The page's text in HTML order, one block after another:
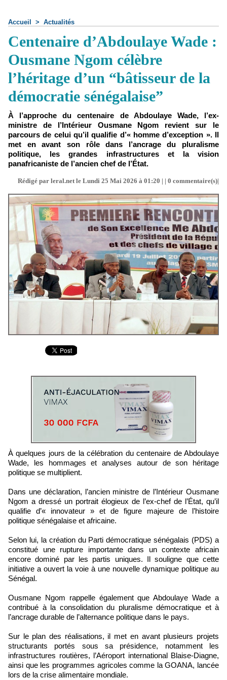
Accueil > Actualités
Centenaire d’Abdoulaye Wade :
Ousmane Ngom célèbre
l’héritage d’un “bâtisseur de la
démocratie sénégalaise”
À l’approche du centenaire de Abdoulaye Wade, l’ex-
ministre de l’Intérieur Ousmane Ngom revient sur le
parcours de celui qu’il qualifie d’« homme d’exception ». Il
met en avant son rôle dans l’ancrage du pluralisme
politique, les grandes infrastructures et la vision
panafricaniste de l’ancien chef de l’État.
Rédigé par leral.net le Lundi 25 Mai 2026 à 01:20 | | 0 commentaire(s)|
À quelques jours de la célébration du centenaire de Abdoulaye
Wade, les hommages et analyses autour de son héritage
politique se multiplient.
Dans une déclaration, l’ancien ministre de l’Intérieur Ousmane
Ngom a dressé un portrait élogieux de l’ex-chef de l’État, qu’il
qualifie d’« innovateur » et de figure majeure de l’histoire
politique sénégalaise et africaine.
Selon lui, la création du Parti démocratique sénégalais (PDS) a
constitué une rupture importante dans un contexte africain
encore dominé par les partis uniques. Il souligne que cette
initiative a ouvert la voie à une nouvelle dynamique politique au
Sénégal.
Ousmane Ngom rappelle également que Abdoulaye Wade a
contribué à la consolidation du pluralisme démocratique et à
l’ancrage durable de l’alternance politique dans le pays.
Sur le plan des réalisations, il met en avant plusieurs projets
structurants portés sous sa présidence, notamment les
infrastructures routières, l’Aéroport international Blaise-Diagne,
ainsi que les programmes agricoles comme la GOANA, lancée
lors de la crise alimentaire mondiale.